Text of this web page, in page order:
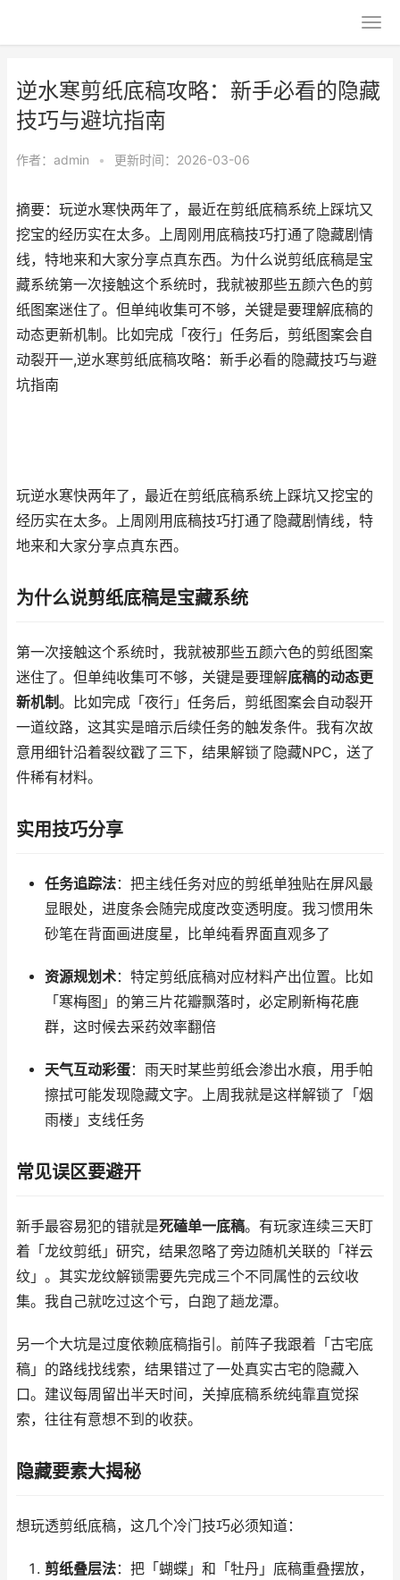
逆水寒剪纸底稿攻略：新手必看的隐藏
技巧与避坑指南
作者： admin • 更新时间：2026-03-06
摘要：玩逆水寒快两年了，最近在剪纸底稿系统上踩坑又
挖宝的经历实在太多。上周刚用底稿技巧打通了隐藏剧情
线，特地来和大家分享点真东西。为什么说剪纸底稿是宝
藏系统第一次接触这个系统时，我就被那些五颜六色的剪
纸图案迷住了。但单纯收集可不够，关键是要理解底稿的
动态更新机制。比如完成「夜行」任务后，剪纸图案会自
动裂开一,逆水寒剪纸底稿攻略：新手必看的隐藏技巧与避
坑指南
玩逆水寒快两年了，最近在剪纸底稿系统上踩坑又挖宝的
经历实在太多。上周刚用底稿技巧打通了隐藏剧情线，特
地来和大家分享点真东西。
为什么说剪纸底稿是宝藏系统
第一次接触这个系统时，我就被那些五颜六色的剪纸图案
迷住了。但单纯收集可不够，关键是要理解底稿的动态更
新机制。比如完成「夜行」任务后，剪纸图案会自动裂开
一道纹路，这其实是暗示后续任务的触发条件。我有次故
意用细针沿着裂纹戳了三下，结果解锁了隐藏NPC，送了
件稀有材料。
实用技巧分享
任务追踪法：把主线任务对应的剪纸单独贴在屏风最
显眼处，进度条会随完成度改变透明度。我习惯用朱
砂笔在背面画进度星，比单纯看界面直观多了
资源规划术：特定剪纸底稿对应材料产出位置。比如
「寒梅图」的第三片花瓣飘落时，必定刷新梅花鹿
群，这时候去采药效率翻倍
天气互动彩蛋：雨天时某些剪纸会渗出水痕，用手帕
擦拭可能发现隐藏文字。上周我就是这样解锁了「烟
雨楼」支线任务
常见误区要避开
新手最容易犯的错就是死磕单一底稿。有玩家连续三天盯
着「龙纹剪纸」研究，结果忽略了旁边随机关联的「祥云
纹」。其实龙纹解锁需要先完成三个不同属性的云纹收
集。我自己就吃过这个亏，白跑了趟龙潭。
另一个大坑是过度依赖底稿指引。前阵子我跟着「古宅底
稿」的路线找线索，结果错过了一处真实古宅的隐藏入
口。建议每周留出半天时间，关掉底稿系统纯靠直觉探
索，往往有意想不到的收获。
隐藏要素大揭秘
想玩透剪纸底稿，这几个冷门技巧必须知道：
剪纸叠层法：把「蝴蝶」和「牡丹」底稿重叠摆放，